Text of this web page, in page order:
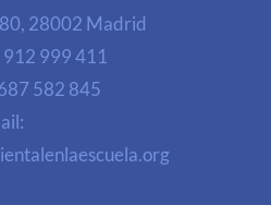
28002 Madrid
999 411
582 845